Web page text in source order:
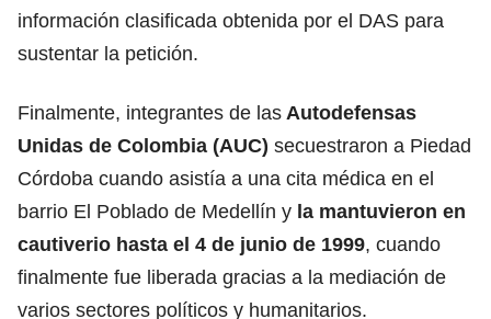
información clasificada obtenida por el DAS para
sustentar la petición.
Finalmente, integrantes de las Autodefensas
Unidas de Colombia (AUC) secuestraron a Piedad
Córdoba cuando asistía a una cita médica en el
barrio El Poblado de Medellín y la mantuvieron en
cautiverio hasta el 4 de junio de 1999, cuando
finalmente fue liberada gracias a la mediación de
varios sectores políticos y humanitarios.